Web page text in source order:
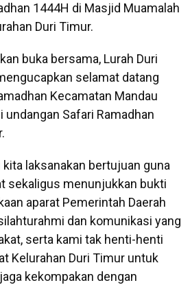
1444H di Masjid Muamalah
Duri Timur.
buka bersama, Lurah Duri
selamat datang
Kecamatan Mandau
Safari Ramadhan
kita laksanakan bertujuan guna
sekaligus menunjukkan bukti
aparat Pemerintah Daerah
dan komunikasi yang
serta kami tak henti-henti
Kelurahan Duri Timur untuk
kekompakan dengan